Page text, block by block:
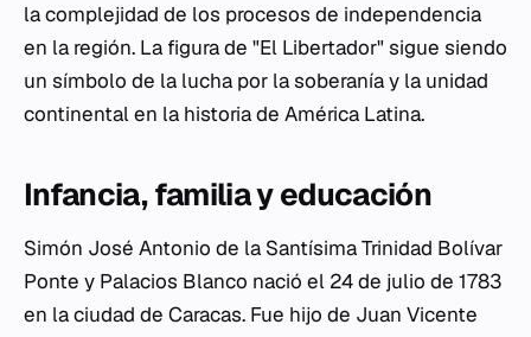
la complejidad de los procesos de independencia
en la región. La figura de "El Libertador" sigue siendo
un símbolo de la lucha por la soberanía y la unidad
continental en la historia de América Latina.
Infancia, familia y educación
Simón José Antonio de la Santísima Trinidad Bolívar
Ponte y Palacios Blanco nació el 24 de julio de 1783
en la ciudad de Caracas. Fue hijo de Juan Vicente